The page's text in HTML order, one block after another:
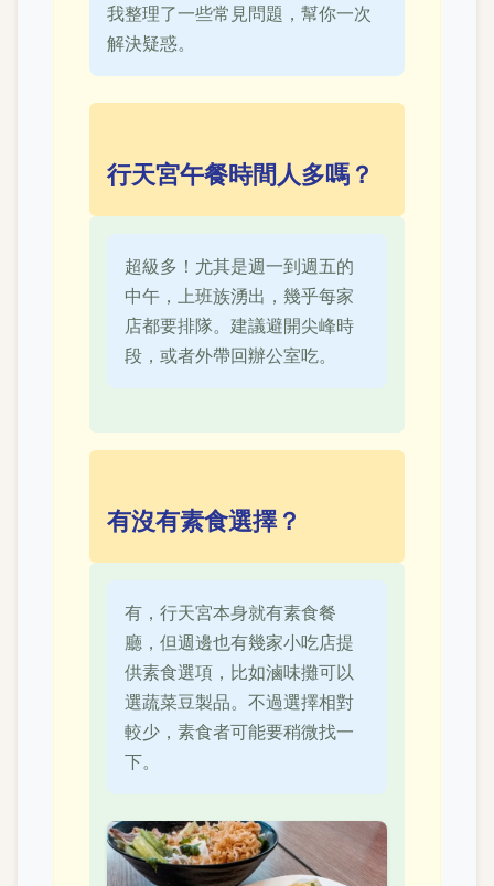
我整理了一些常見問題，幫你一次
解決疑惑。
行天宮午餐時間人多嗎？
超級多！尤其是週一到週五的
中午，上班族湧出，幾乎每家
店都要排隊。建議避開尖峰時
段，或者外帶回辦公室吃。
有沒有素食選擇？
有，行天宮本身就有素食餐
廳，但週邊也有幾家小吃店提
供素食選項，比如滷味攤可以
選蔬菜豆製品。不過選擇相對
較少，素食者可能要稍微找一
下。